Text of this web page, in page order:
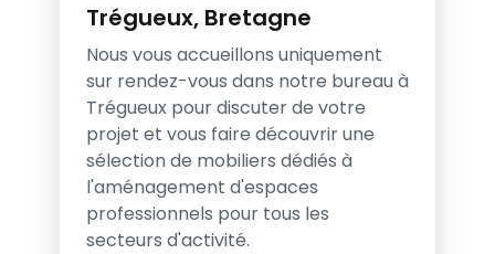
Trégueux, Bretagne
Nous vous accueillons uniquement
sur rendez-vous dans notre bureau à
Trégueux pour discuter de votre
projet et vous faire découvrir une
sélection de mobiliers dédiés à
l'aménagement d'espaces
professionnels pour tous les
secteurs d'activité.